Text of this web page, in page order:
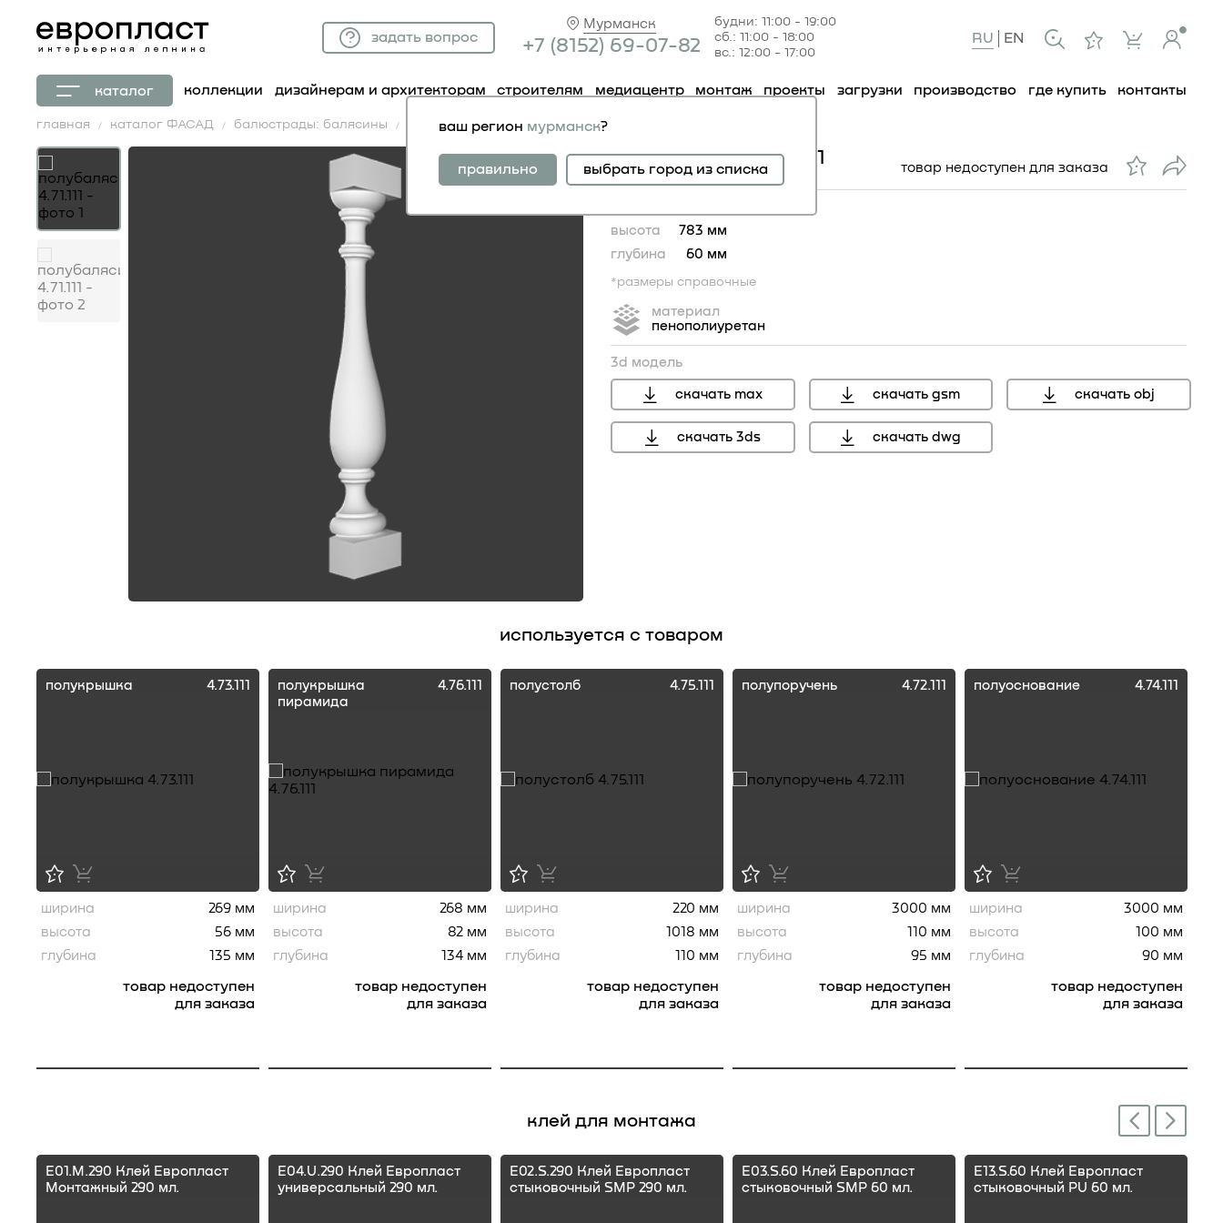
Мурманск
+7 (81 52) 69-07-82
будни: 11:00 - 19:00
сб.: 11:00 - 18:00
вс.: 12:00 - 17:00
задать вопрос RU EN
каталог коллекции дизайнерам и архитекторам строителям медиацентр монтаж проекты загрузки производство где купить контакты
ваш регион мурманск?
правильно выбрать город из списка
главная каталог ФАСАД балюстрады: балясины полубалясина 4.71.111
полубалясина 4.71.111 товар недоступен для заказа
высота
783 мм
глубина
60 мм
*размеры справочные
материал
пенополиуретан
3d модель
скачать max скачать gsm скачать obj
скачать 3ds скачать dwg
используется с товаром
полукрышка 4.73.111
товар недоступен
для заказа
ширина
269 мм
высота
56 мм
глубина
135 мм
полукрышка
пирамида
4.76.111
товар недоступен
для заказа
ширина
268 мм
высота
82 мм
глубина
134 мм
полустолб 4.75.111
товар недоступен
для заказа
ширина
220 мм
высота
1018 мм
глубина
110 мм
полупоручень 4.72.111
товар недоступен
для заказа
ширина
3000 мм
высота
110 мм
глубина
95 мм
полуоснование 4.74.111
товар недоступен
для заказа
ширина
3000 мм
высота
100 мм
глубина
90 мм
клей для монтажа Previous
E01.M.290 Клей Европласт
Монтажный 290 мл.
E04.U.290 Клей Европласт
универсальный 290 мл.
E02.S.290 Клей Европласт
стыковочный SMP 290 мл.
E03.S.60 Клей Европласт
стыковочный SMP 60 мл.
E13.S.60 Клей Европласт
стыковочный PU 60 мл.
Next